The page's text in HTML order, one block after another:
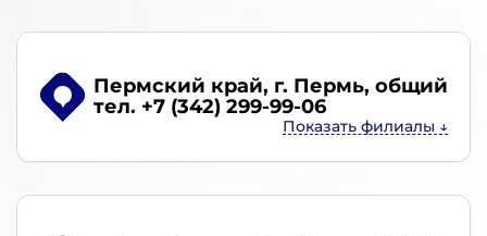
Пермский край, г. Пермь, общий
тел. +7 (342) 299-99-06